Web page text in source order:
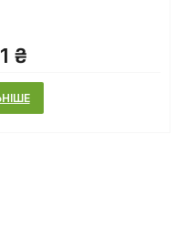
₴